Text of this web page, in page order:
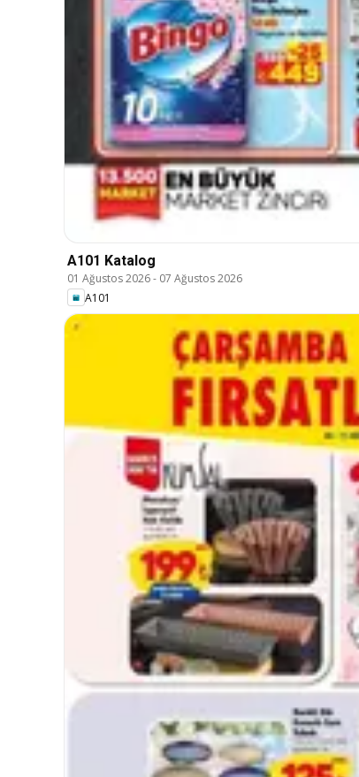
A101 Katalog
01 Ağustos 2026- 07 Ağustos 2026
A101